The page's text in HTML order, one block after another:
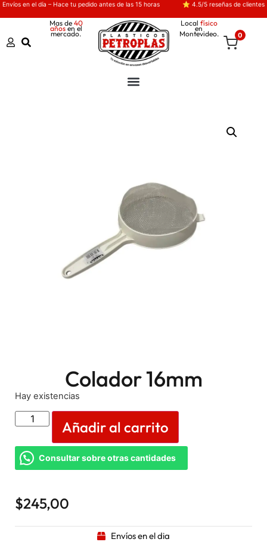
Envíos en el día – Hace tu pedido antes de las 15 horas ⭐ 4.5/5 reseñas de clientes
Mas de 40
añosen el
mercado.
Local físico
en
Montevideo. 0
Colador 16mm
Hay existencias
Añadir al carrito
Consultar sobre otras cantidades
$245,00
Envíos en el dia